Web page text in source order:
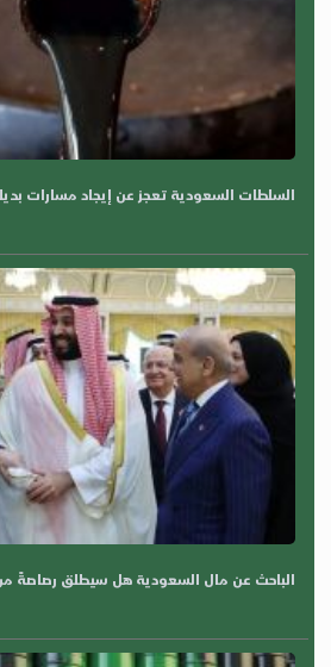
السلطات السعودية تعجز عن إيجاد مسارات
الباحث عن مال السعودية هل سيطلق رصاصةً من